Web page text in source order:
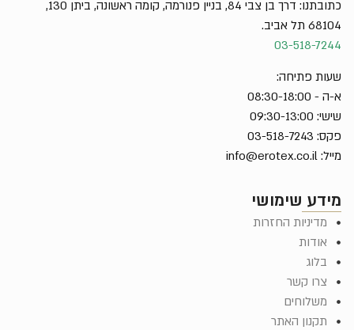
מידע שימושי
מדיניות החזרות
אודות
בלוג
צרו קשר
משלוחים
תקנון האתר
כתובתנו: דרך בן צבי 84, בניין פנורמה, קומה ראשונה, ביתן 130,
68104 תל אביב.
03-518-7244
שעות פתיחה:
א-ה - 08:30-18:00
שישי: 09:30-13:00
פקס: 03-518-7243
מייל: info@erotex.co.il